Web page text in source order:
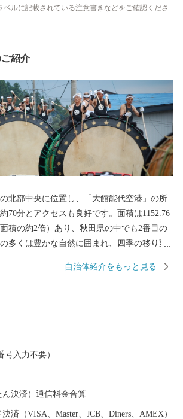
ベルに記載されている注意書きなどをご確認くださ
紹介
北部中央に位置し、「大館能代空港」の所
70分とアクセスも良好です。面積は1152.76
積の約2倍）あり、秋田県の中でも2番目の
多くは豊かな自然に囲まれ、四季の移り変
では、多種多様な高山植物はもちろん、冬
の文化を色濃く伝えています。 北秋田市
貫鉄道」は、鷹巣～角館と、秋田県内陸部
日本の原風景を感じることができます。沿
大ヒットアニメ映画の劇中に登場した駅の
話題にもなりました。 その他、世界一の綴
自治体紹介をもっと見る
号入力不要）
ん決済）通信料金合算
済（VISA、Master、JCB、Diners、AMEX）